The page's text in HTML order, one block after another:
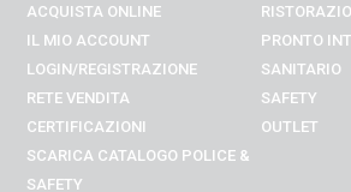
ACQUISTA ONLINE
IL MIO ACCOUNT
LOGIN/REGISTRAZIONE
RETE VENDITA
CERTIFICAZIONI
SCARICA CATALOGO POLICE &
SAFETY
PRONTO
SANITARIO
SAFETY
OUTLET